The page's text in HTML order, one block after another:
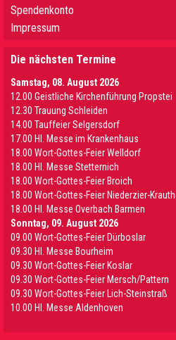
Spendenkonto
Impressum
Die nächsten Termine
Samstag, 08. August 2026
12.00 Geistliche Kirchenführung Propstei
12.30 Trauung Schleiden
14.00 Tauffeier Selgersdorf
17.00 Hl. Messe im Krankenhaus
18.00 Wort-Gottes-Feier Welldorf
18.00 Hl. Messe Stetternich
18.00 Wort-Gottes-Feier Broich
18.00 Wort-Gottes-Feier Niederzier-
18.00 Hl. Messe Overbach Barmen
Sonntag, 09. August 2026
09.00 Wort-Gottes-Feier Dürboslar
09.30 HI. Messe Bourheim
09.30 Wort-Gottes-Feier Koslar
09.30 Wort-Gottes-Feier Mersch/Pattern
09.30 Wort-Gottes-Feier Lich-Steinstraß
10.00 Hl. Messe Aldenhoven